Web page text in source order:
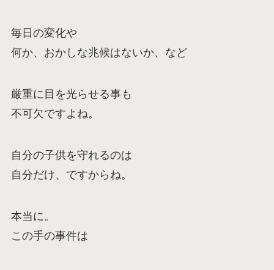
毎日の変化や
何か、おかしな兆候はないか、など
厳重に目を光らせる事も
不可欠ですよね。
自分の子供を守れるのは
自分だけ、ですからね。
本当に。
この手の事件は